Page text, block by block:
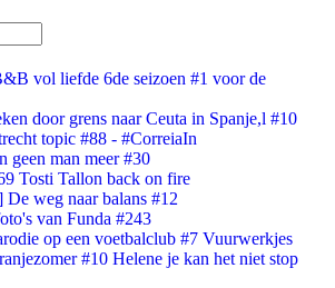
vol liefde 6de seizoen #1 voor de
door grens naar Ceuta in Spanje,l #10
topic #88 - #CorreiaIn
geen man meer #30
Tosti Tallon back on fire
weg naar balans #12
van Funda #243
op een voetbalclub #7 Vuurwerkjes
#10 Helene je kan het niet stop